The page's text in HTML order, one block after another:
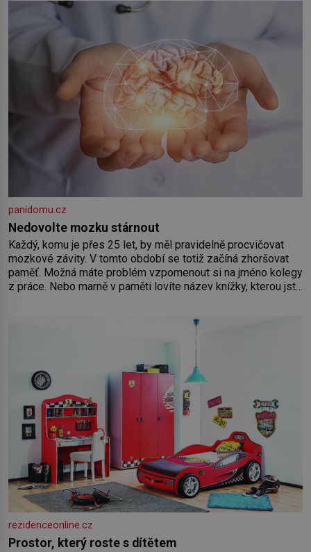
panidomu.cz
Nedovolte mozku stárnout
Každý, komu je přes 25 let, by měl pravidelně procvičovat
mozkové závity. V tomto období se totiž začíná zhoršovat
paměť. Možná máte problém vzpomenout si na jméno kolegy
z práce. Nebo marně v paměti lovíte název knížky, kterou jste
rezidenceonline.cz
Prostor, který roste s dítětem